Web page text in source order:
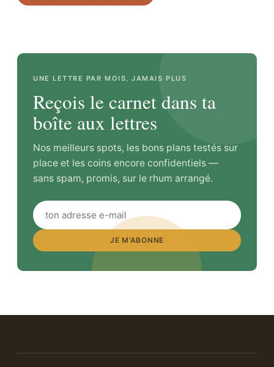
UNE LETTRE PAR MOIS, JAMAIS PLUS
Reçois le carnet dans ta
boîte aux lettres
Nos meilleurs spots, les bons plans testés sur
place et les coins encore confidentiels —
sans spam, promis, sur le rhum arrangé.
JE M’ABONNE